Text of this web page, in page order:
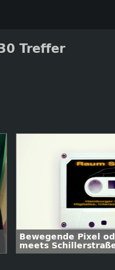
Treffer
Bewegende Pixel
meets